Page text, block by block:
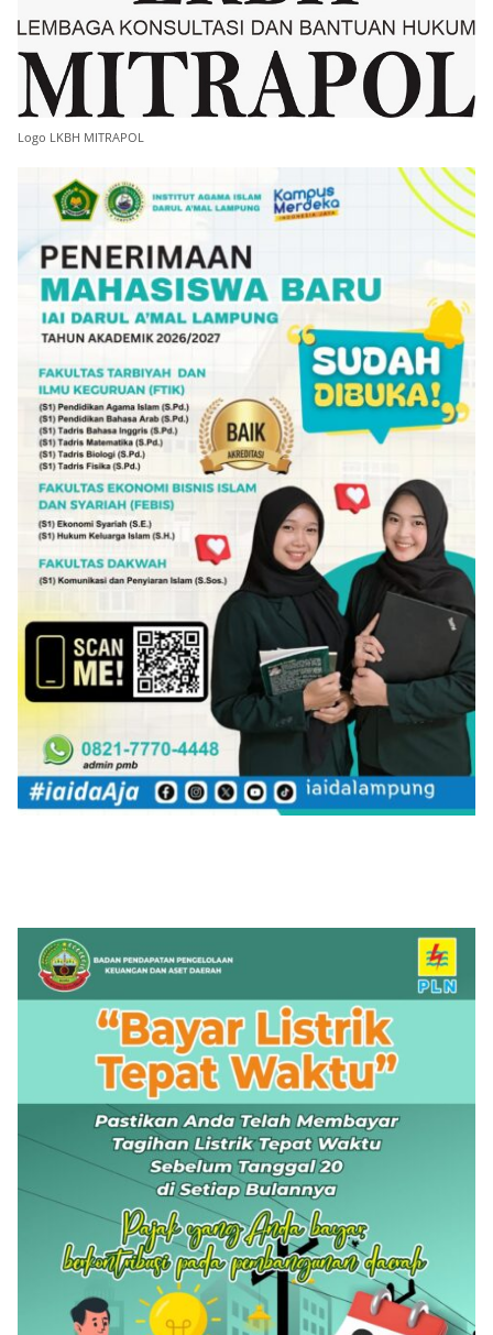
Logo LKBH MITRAPOL